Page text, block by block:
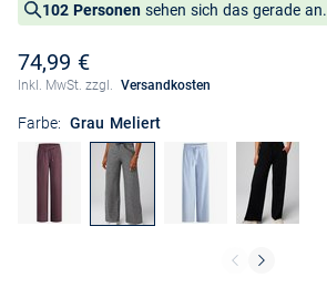
102 Personen sehen sich das gerade an.
74,99 €
Inkl. MwSt. zzgl. Versandkosten
Farbe: Grau Meliert